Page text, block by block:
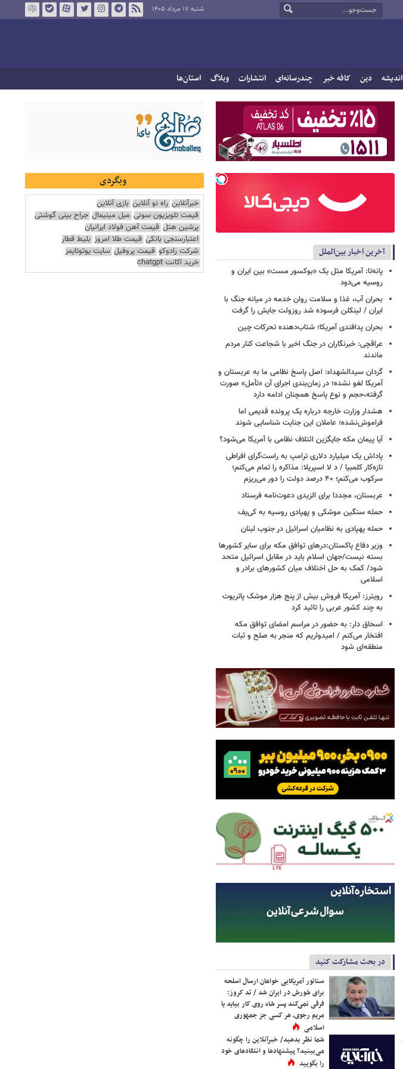
شنبه ۱۷ مرداد ۱۴۰۵
اندیشه دین کافه خبر چندرسانه‌ای انتشارات وبلاگ استان‌ها
آخرین اخبار بین‌الملل
پانه‌تا: آمریکا مثل یک «بوکسور مست» بین ایران و
روسیه می‌دود
بحران آب، غذا و سلامت روان خدمه در میانه جنگ با
ایران / لینکلن فرسوده شد روزولت جایش را گرفت
بحران پدافندی آمریکا؛ شتاب‌دهنده تحرکات چین
عراقچی: خبرنگاران در جنگ اخیر با شجاعت کنار مردم
ماندند
گردان سیدالشهداء: اصل پاسخ نظامی ما به عربستان و
آمریکا لغو نشده؛ در زمان‌بندی اجرای آن «تأمل» صورت
گرفته،حجم و نوع پاسخ همچنان ادامه دارد
هشدار وزارت خارجه درباره یک پرونده قدیمی اما
فراموش‌نشده؛ عاملان این جنایت شناسایی شوند
آیا پیمان مکه جایگزین ائتلاف نظامی با آمریکا می‌شود؟
پاداش یک میلیارد دلاری ترامپ به راست‌گرای افراطی
تازه‌کار کلمبیا / د لا اسپریلا: مذاکره را تمام می‌کنم؛
سرکوب می‌کنم؛ ۴۰ درصد دولت را دور می‌ریزم
عربستان، مجددا برای الزیدی دعوت‌نامه فرستاد
حمله سنگین موشکی و پهپادی روسیه به کی‌یف
حمله پهپادی به نظامیان اسرائیل در جنوب لبنان
وزیر دفاع پاکستان:درهای توافق مکه برای سایر کشورها
بسته نیست/جهان اسلام باید در مقابل اسرائیل متحد
شود/ کمک به حل اختلاف میان کشورهای برادر و
اسلامی
رویترز: آمریکا فروش بیش از پنج هزار موشک پاتریوت
به چند کشور عربی را تائید کرد
اسحاق‌ دار: به حضور در مراسم امضای توافق مکه
افتخار می‌کنم / امیدواریم که منجر به صلح و ثبات
منطقه‌ای شود
در بحث مشارکت کنید
سناتور آمریکایی خواهان ارسال اسلحه
برای شورش در ایران شد / تد کروز:
فرقی نمی‌کند پسر شاه روی کار بیاید یا
مریم رجوی، هر کسی جز جمهوری
اسلامی
شما نظر بدهید/ خبرآنلاین را چگونه
می‌بینید؟ پیشنهادها و انتقادهای خود
را بگویید
وبگردی
خبرآنلاین راه نو آنلاین بازی آنلاین
قیمت تلویزیون سونی مبل مینیمال جراح بینی گوشتی
پرشین هتل قیمت آهن فولاد ایرانیان
اعتبارسنجی بانکی قیمت طلا امروز بلیط قطار
شرکت رادوکو قیمت پروفیل سایت یوتوتایمز
خرید اکانت chatgpt